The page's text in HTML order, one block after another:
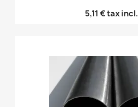
5,11 €tax incl.